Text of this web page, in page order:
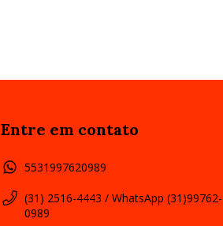
Entre em contato
5531997620989
(31) 2516-4443 / WhatsApp (31)99762-
0989